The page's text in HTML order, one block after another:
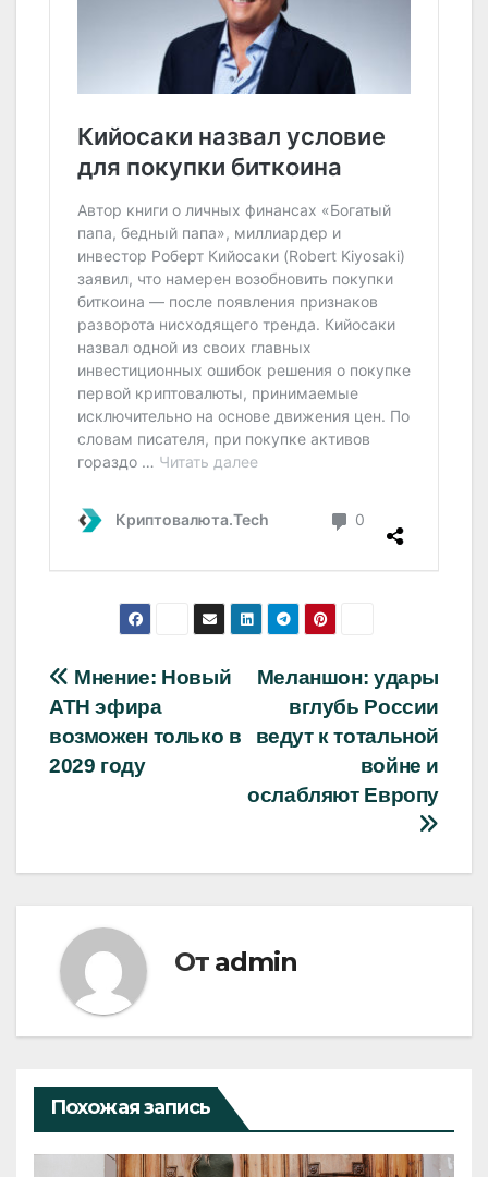
Навигация
по
записям
Меланшон: удары
вглубь России
ведут к тотальной
войне и
ослабляют Европу
Мнение: Новый
ATH эфира
возможен только в
2029 году
От admin
Похожая запись